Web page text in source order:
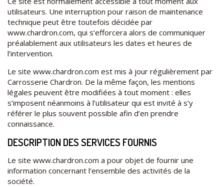
utilisateurs. Une interruption pour raison de maintenance
technique peut être toutefois décidée par
www.chardron.com, qui s’efforcera alors de communiquer
préalablement aux utilisateurs les dates et heures de
l’intervention.
Le site www.chardron.com est mis à jour régulièrement par
Carrosserie Chardron. De la même façon, les mentions
légales peuvent être modifiées à tout moment : elles
s’imposent néanmoins à l’utilisateur qui est invité à s’y
référer le plus souvent possible afin d’en prendre
connaissance.
DESCRIPTION DES SERVICES FOURNIS
Le site www.chardron.com a pour objet de fournir une
information concernant l’ensemble des activités de la
société.